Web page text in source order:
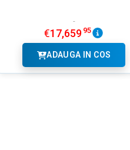
€17,659 95
ADAUGA IN COS